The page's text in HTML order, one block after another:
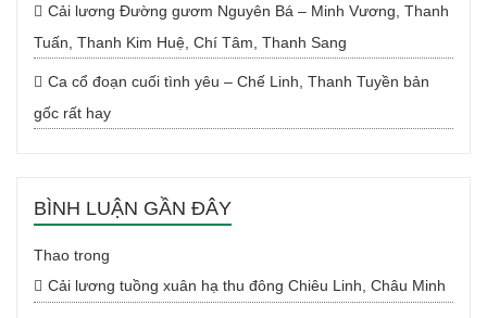
Cải lương Đường gươm Nguyên Bá – Minh Vương, Thanh
Tuấn, Thanh Kim Huệ, Chí Tâm, Thanh Sang
Ca cổ đoạn cuối tình yêu – Chế Linh, Thanh Tuyền bản
gốc rất hay
BÌNH LUẬN GẦN ĐÂY
Thao trong
Cải lương tuồng xuân hạ thu đông Chiêu Linh, Châu Minh